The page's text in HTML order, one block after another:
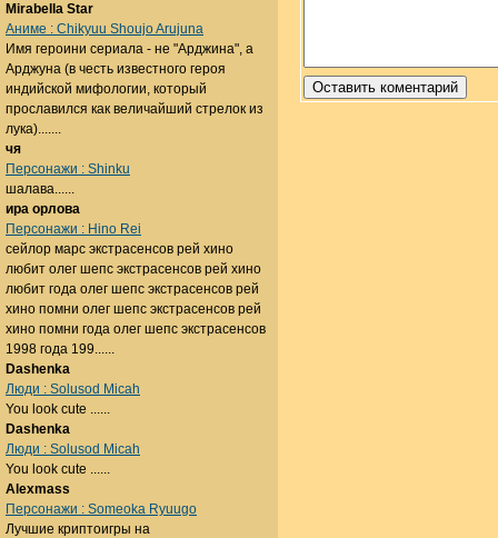
Mirabella Star
Аниме : Chikyuu Shoujo Arujuna
Имя героини сериала - не "Арджина", а
Арджуна (в честь известного героя
индийской мифологии, который
прославился как величайший стрелок из
лука).......
чя
Персонажи : Shinku
шалава......
ира орлова
Персонажи : Hino Rei
сейлор марс экстрасенсов рей хино
любит олег шепс экстрасенсов рей хино
любит года олег шепс экстрасенсов рей
хино помни олег шепс экстрасенсов рей
хино помни года олег шепс экстрасенсов
1998 года 199......
Dashenka
Люди : Solusod Micah
You look cute ......
Dashenka
Люди : Solusod Micah
You look cute ......
Alexmass
Персонажи : Someoka Ryuugo
Лучшие криптоигры на